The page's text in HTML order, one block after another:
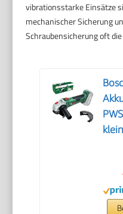
vibrationsstarke Einsätze
mechanischer Sicherung
Schraubensicherung oft
115